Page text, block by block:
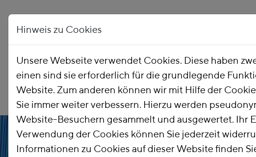
Hinweis zu Cookies
Unsere Webseite verwendet Cookies. Diese haben
einen sind sie erforderlich für die grundlegende
Website. Zum anderen können wir mit Hilfe der
Sie immer weiter verbessern. Hierzu werden
Website-Besuchern gesammelt und ausgewertet. Ihr
Verwendung der Cookies können Sie jederzeit
Informationen zu Cookies auf dieser Website finden